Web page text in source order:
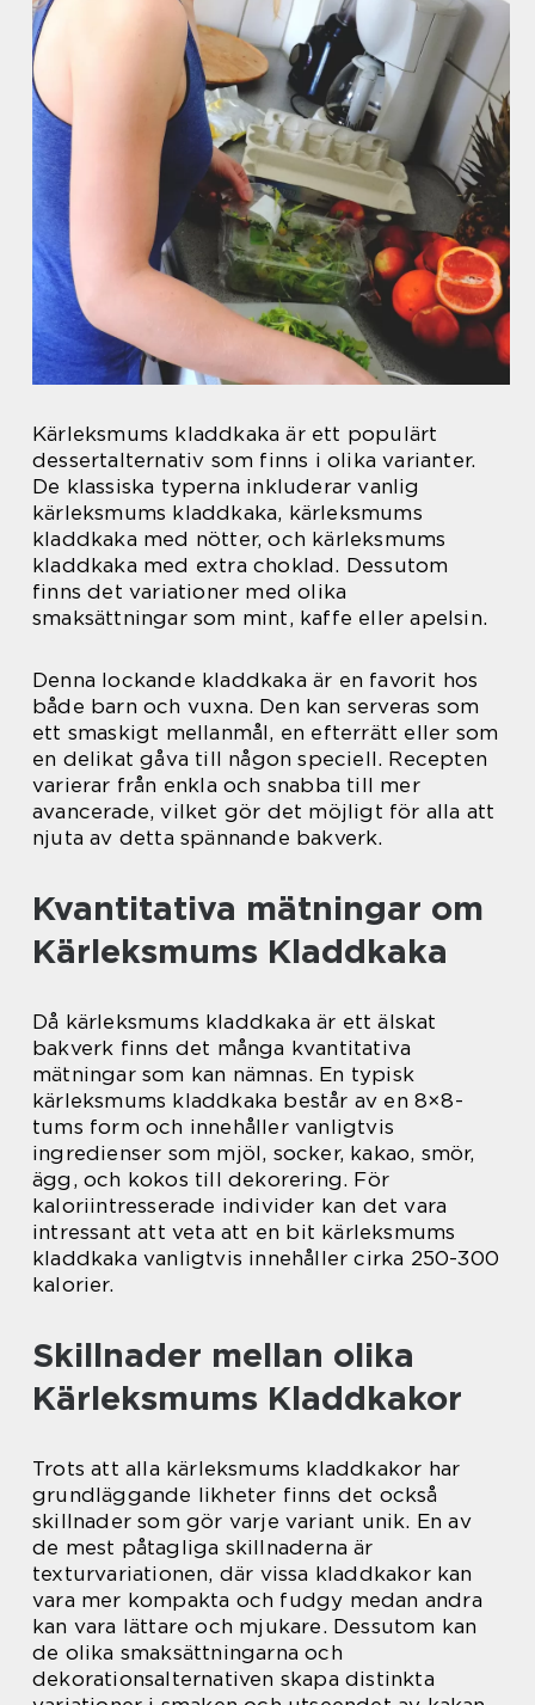
Kärleksmums kladdkaka är ett populärt
dessertalternativ som finns i olika varianter.
De klassiska typerna inkluderar vanlig
kärleksmums kladdkaka, kärleksmums
kladdkaka med nötter, och kärleksmums
kladdkaka med extra choklad. Dessutom
finns det variationer med olika
smaksättningar som mint, kaffe eller apelsin.
Denna lockande kladdkaka är en favorit hos
både barn och vuxna. Den kan serveras som
ett smaskigt mellanmål, en efterrätt eller som
en delikat gåva till någon speciell. Recepten
varierar från enkla och snabba till mer
avancerade, vilket gör det möjligt för alla att
njuta av detta spännande bakverk.
Kvantitativa mätningar om
Kärleksmums Kladdkaka
Då kärleksmums kladdkaka är ett älskat
bakverk finns det många kvantitativa
mätningar som kan nämnas. En typisk
kärleksmums kladdkaka består av en 8×8-
tums form och innehåller vanligtvis
ingredienser som mjöl, socker, kakao, smör,
ägg, och kokos till dekorering. För
kaloriintresserade individer kan det vara
intressant att veta att en bit kärleksmums
kladdkaka vanligtvis innehåller cirka 250-300
kalorier.
Skillnader mellan olika
Kärleksmums Kladdkakor
Trots att alla kärleksmums kladdkakor har
grundläggande likheter finns det också
skillnader som gör varje variant unik. En av
de mest påtagliga skillnaderna är
texturvariationen, där vissa kladdkakor kan
vara mer kompakta och fudgy medan andra
kan vara lättare och mjukare. Dessutom kan
de olika smaksättningarna och
dekorationsalternativen skapa distinkta